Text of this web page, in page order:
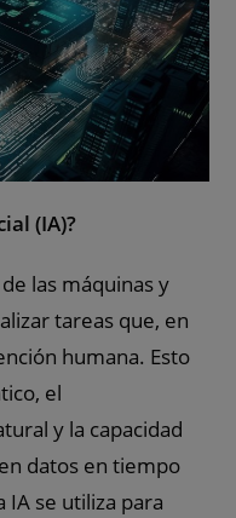
(IA)?
las máquinas y
tareas que, en
humana. Esto
el
y la capacidad
datos en tiempo
IA se utiliza para